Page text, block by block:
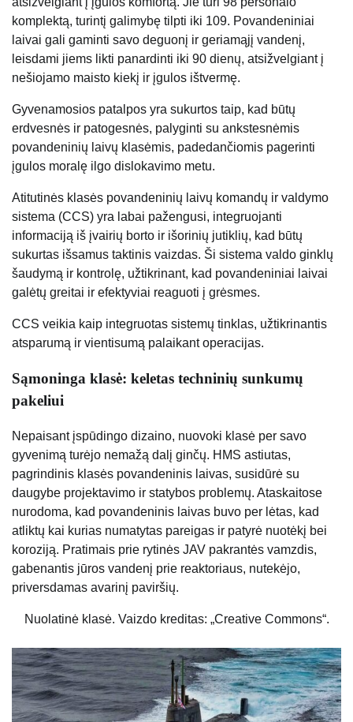
komplektą, turintį galimybę tilpti iki 109. Povandeniniai
laivai gali gaminti savo deguonį ir geriamąjį vandenį,
leisdami jiems likti panardinti iki 90 dienų, atsižvelgiant į
nešiojamo maisto kiekį ir įgulos ištvermę.
Gyvenamosios patalpos yra sukurtos taip, kad būtų
erdvesnės ir patogesnės, palyginti su ankstesnėmis
povandeninių laivų klasėmis, padedančiomis pagerinti
įgulos moralę ilgo dislokavimo metu.
Atitutinės klasės povandeninių laivų komandų ir valdymo
sistema (CCS) yra labai pažengusi, integruojanti
informaciją iš įvairių borto ir išorinių jutiklių, kad būtų
sukurtas išsamus taktinis vaizdas. Ši sistema valdo ginklų
šaudymą ir kontrolę, užtikrinant, kad povandeniniai laivai
galėtų greitai ir efektyviai reaguoti į grėsmes.
CCS veikia kaip integruotas sistemų tinklas, užtikrinantis
atsparumą ir vientisumą palaikant operacijas.
Sąmoninga klasė: keletas techninių sunkumų
pakeliui
Nepaisant įspūdingo dizaino, nuovoki klasė per savo
gyvenimą turėjo nemažą dalį ginčų. HMS astiutas,
pagrindinis klasės povandeninis laivas, susidūrė su
daugybe projektavimo ir statybos problemų. Ataskaitose
nurodoma, kad povandeninis laivas buvo per lėtas, kad
atliktų kai kurias numatytas pareigas ir patyrė nuotėkį bei
koroziją. Pratimais prie rytinės JAV pakrantės vamzdis,
gabenantis jūros vandenį prie reaktoriaus, nutekėjo,
priversdamas avarinį paviršių.
Nuolatinė klasė. Vaizdo kreditas: „Creative Commons“.